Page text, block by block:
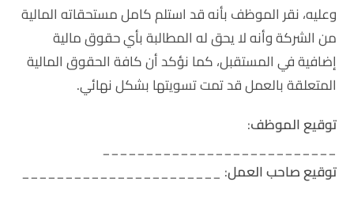
وعليه، نقر الموظف بأنه قد استلم كامل مستحقاته المالية
من الشركة وأنه لا يحق له المطالبة بأي حقوق مالية
إضافية في المستقبل، كما نؤكد أن كافة الحقوق المالية
المتعلقة بالعمل قد تمت تسويتها بشكل نهائي.
توقيع الموظف:
___________________________
توقيع صاحب العمل: _______________________